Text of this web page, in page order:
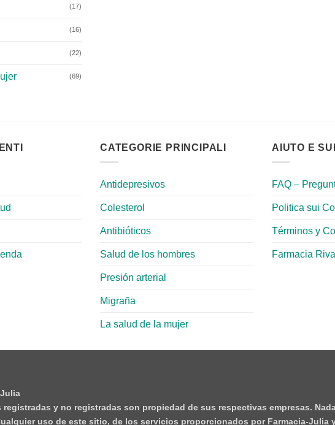
(17)
(16)
(22)
(69)
CATEGORIE PRINCIPALI
Antidepresivos
Colesterol
Antibióticos
Salud de los hombres
Presión arterial
Migraña
La salud de la mujer
AIUTO E
FAQ –
Politica sui
Términos y
Farmacia
registradas y no registradas son propiedad de sus respectivas empresas.
uso de este sitio, de los servicios proporcionados por Farmacia-